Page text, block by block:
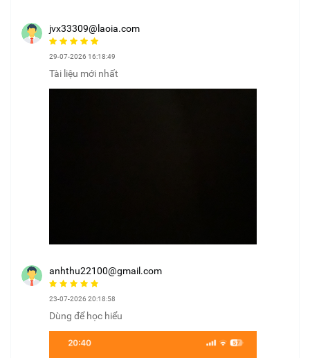
jvx33309@laoia.com
29-07-2026 16:18:49
Tài liệu mới nhất
anhthu22100@gmail.com
23-07-2026 20:18:58
Dùng để học hiểu